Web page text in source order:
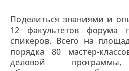
Поделиться знаниями и
12 факультетов форума
спикеров. Всего на
порядка 80 мастер-
деловой